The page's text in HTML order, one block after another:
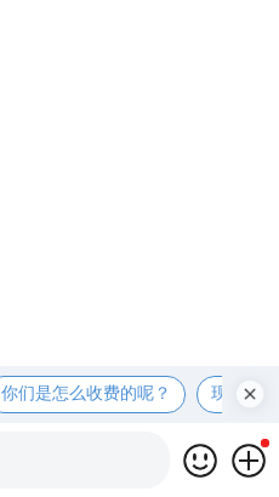
你们是怎么收费的呢？ 现在有